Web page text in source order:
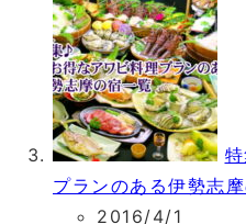
プランのある伊勢志
2016/4/1